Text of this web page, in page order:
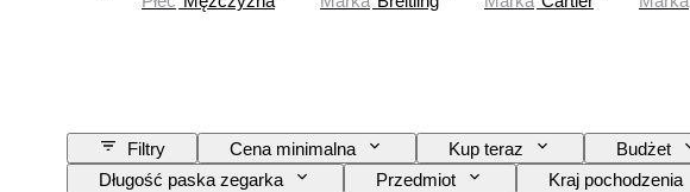
Filtry Cena minimalna Kup teraz Budżet
Długość paska zegarka
Przedmiot Kraj pochodzenia